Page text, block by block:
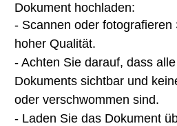
Dokument hochladen:
- Scannen oder fotografieren
hoher Qualität.
- Achten Sie darauf, dass
Dokuments sichtbar und
oder verschwommen sind.
- Laden Sie das Dokument